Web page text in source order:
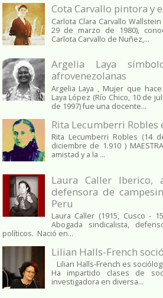
Cota Carvallo pintora y
Carlota Clara Carvallo
29 de marzo de 1980),
Carlota Carvallo de Nuñez,...
Argelia Laya
afrovenezolanas
Argelia Laya , Mujer que
Laya López (Río Chico, 10 de
de 1997) fue una docente...
Rita Lecumberri Robles
Rita Lecumberri Robles (14
diciembre de 1.910 )
amistad y a la ...
Laura Caller Iberico,
defensora de
Peru
Laura Caller (1915, Cusco -
Abogada sindicalista,
políticos. Nació en...
Lilian Halls-French
Lilian Halls-French es
Ha impartido clases de
investigadora en diversa...